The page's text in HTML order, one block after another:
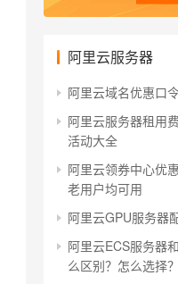
阿里云服务器
阿里云域名优惠口
阿里云服务器租用
活动大全
阿里云领券中心优
老用户均可用
阿里云GPU服务器
阿里云ECS服务器
么区别？怎么选择？